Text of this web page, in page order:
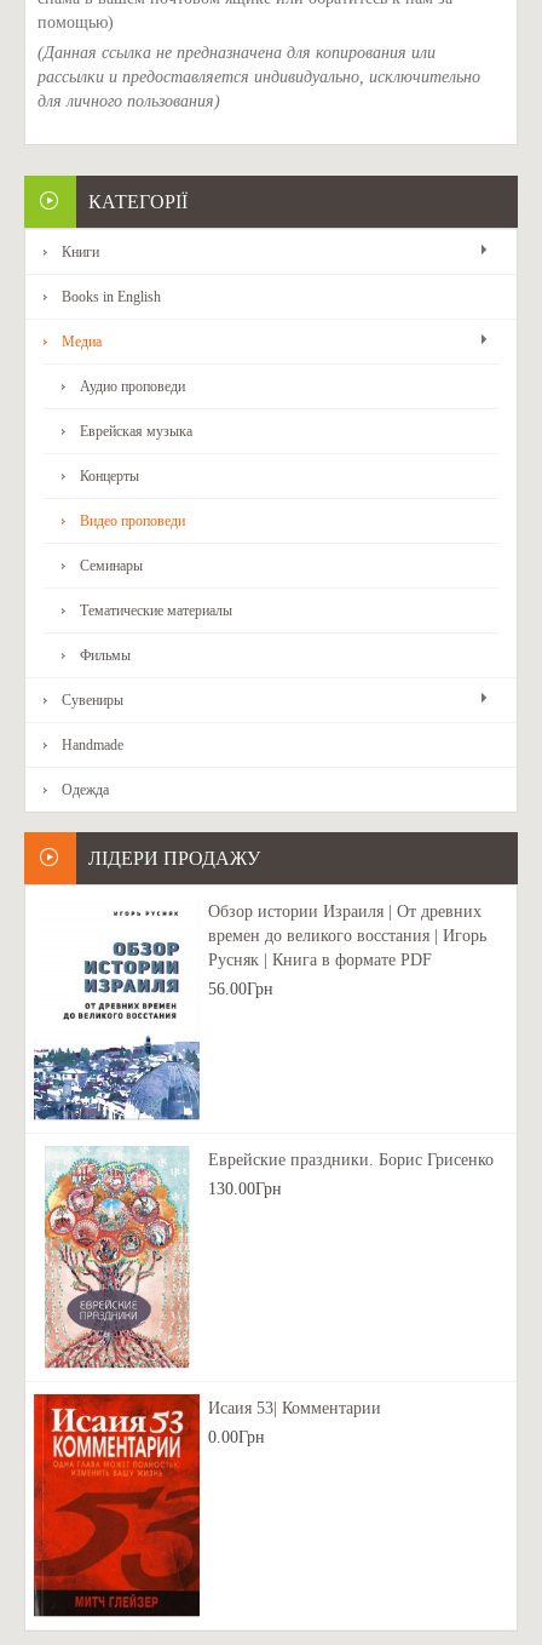
помощью)
(Данная ссылка не предназначена для копирования или
рассылки и предоставляется индивидуально, исключительно
для личного пользования)
КАТЕГОРІЇ
Книги
Books in English
Медиа
Аудио проповеди
Еврейская музыка
Концерты
Видео проповеди
Семинары
Тематические материалы
Фильмы
Сувениры
Handmade
Одежда
ЛІДЕРИ ПРОДАЖУ
Обзор истории Израиля | От древних
времен до великого восстания | Игорь
Русняк | Книга в формате PDF
56.00Грн
Еврейские праздники. Борис Грисенко
130.00Грн
Исаия 53| Комментарии
0.00Грн